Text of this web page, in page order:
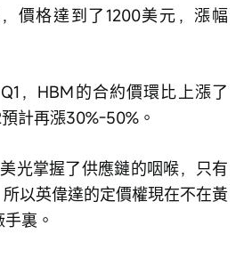
價格達到了1200美元，漲幅
，HBM的合約價環比上漲了
計再漲30%-50%。
光掌握了供應鏈的咽喉，只有
以英偉達的定價權現在不在黃
裏。